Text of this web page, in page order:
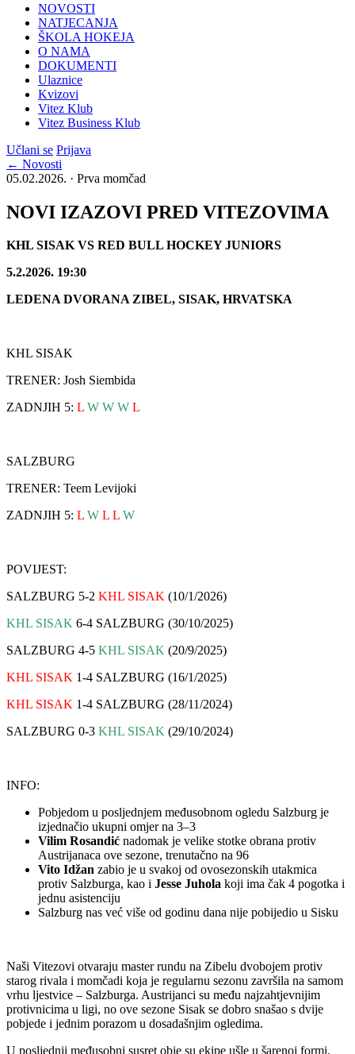
NOVOSTI
NATJECANJA
ŠKOLA HOKEJA
O NAMA
DOKUMENTI
Ulaznice
Kvizovi
Vitez Klub
Vitez Business Klub
Učlani se Prijava
← Novosti
05.02.2026. · Prva momčad
NOVI IZAZOVI PRED VITEZOVIMA
KHL SISAK VS RED BULL HOCKEY JUNIORS
5.2.2026. 19:30
LEDENA DVORANA ZIBEL, SISAK, HRVATSKA
KHL SISAK
TRENER: Josh Siembida
ZADNJIH 5: L W W W L
SALZBURG
TRENER: Teem Levijoki
ZADNJIH 5: L W L L W
POVIJEST:
SALZBURG 5-2 KHL SISAK (10/1/2026)
KHL SISAK 6-4 SALZBURG (30/10/2025)
SALZBURG 4-5 KHL SISAK (20/9/2025)
KHL SISAK 1-4 SALZBURG (16/1/2025)
KHL SISAK 1-4 SALZBURG (28/11/2024)
SALZBURG 0-3 KHL SISAK (29/10/2024)
INFO:
Pobjedom u posljednjem međusobnom ogledu Salzburg je
izjednačio ukupni omjer na 3–3
Vilim Rosandić nadomak je velike stotke obrana protiv
Austrijanaca ove sezone, trenutačno na 96
Vito Idžan zabio je u svakoj od ovosezonskih utakmica
protiv Salzburga, kao i Jesse Juhola koji ima čak 4 pogotka i
jednu asistenciju
Salzburg nas već više od godinu dana nije pobijedio u Sisku
Naši Vitezovi otvaraju master rundu na Zibelu dvobojem protiv
starog rivala i momčadi koja je regularnu sezonu završila na samom
vrhu ljestvice – Salzburga. Austrijanci su među najzahtjevnijim
protivnicima u ligi, no ove sezone Sisak se dobro snašao s dvije
pobjede i jednim porazom u dosadašnjim ogledima.
U posljednji međusobni susret obje su ekipe ušle u šarenoj formi.